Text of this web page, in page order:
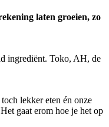
laten groeien, zo
ingrediënt. Toko, AH, de
lekker eten én onze
gaat erom hoe je het op